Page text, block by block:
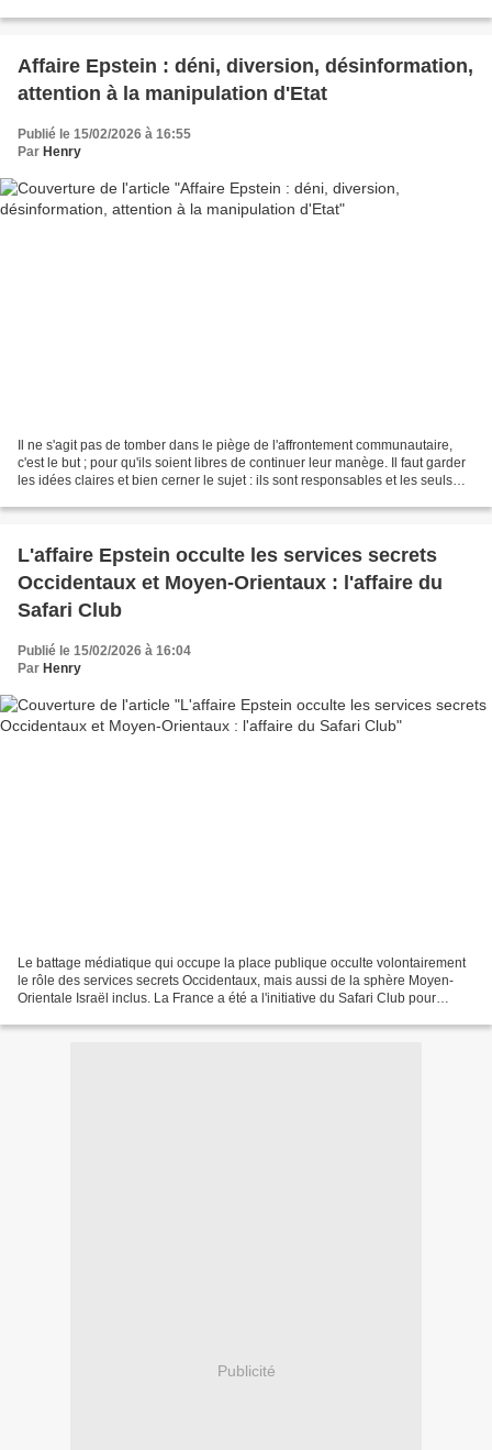
Affaire Epstein : déni, diversion, désinformation,
attention à la manipulation d'Etat
Publié le 15/02/2026 à 16:55
Par Henry
Il ne s'agit pas de tomber dans le piège de l'affrontement communautaire,
c'est le but ; pour qu'ils soient libres de continuer leur manège. Il faut garder
les idées claires et bien cerner le sujet : ils sont responsables et les seuls
L'affaire Epstein occulte les services secrets
Occidentaux et Moyen-Orientaux : l'affaire du
Safari Club
Publié le 15/02/2026 à 16:04
Par Henry
Le battage médiatique qui occupe la place publique occulte volontairement
le rôle des services secrets Occidentaux, mais aussi de la sphère Moyen-
Orientale Israël inclus. La France a été a l'initiative du Safari Club pour
Publicité